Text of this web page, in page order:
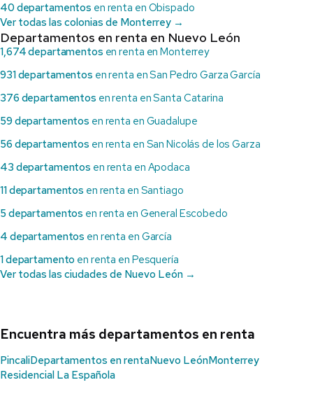
40 departamentos en renta en Obispado
Ver todas las colonias de Monterrey →
Departamentos en renta en Nuevo León
1,674 departamentos en renta en Monterrey
931 departamentos en renta en San Pedro Garza García
376 departamentos en renta en Santa Catarina
59 departamentos en renta en Guadalupe
56 departamentos en renta en San Nicolás de los Garza
43 departamentos en renta en Apodaca
11 departamentos en renta en Santiago
5 departamentos en renta en General Escobedo
4 departamentos en renta en García
1 departamento en renta en Pesquería
Ver todas las ciudades de Nuevo León →
Encuentra más departamentos en renta
PincaliDepartamentos en rentaNuevo LeónMonterrey
Residencial La Española